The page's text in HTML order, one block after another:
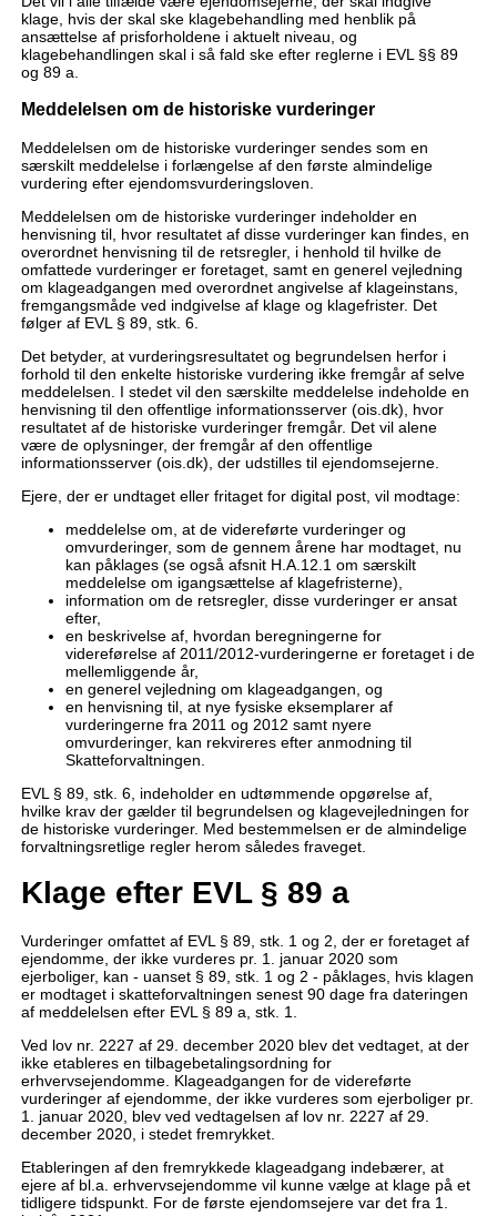
klage, hvis der skal ske klagebehandling med henblik på
ansættelse af prisforholdene i aktuelt niveau, og
klagebehandlingen skal i så fald ske efter reglerne i EVL §§ 89
og 89 a.
Meddelelsen om de historiske vurderinger
Meddelelsen om de historiske vurderinger sendes som en
særskilt meddelelse i forlængelse af den første almindelige
vurdering efter ejendomsvurderingsloven.
Meddelelsen om de historiske vurderinger indeholder en
henvisning til, hvor resultatet af disse vurderinger kan findes, en
overordnet henvisning til de retsregler, i henhold til hvilke de
omfattede vurderinger er foretaget, samt en generel vejledning
om klageadgangen med overordnet angivelse af klageinstans,
fremgangsmåde ved indgivelse af klage og klagefrister. Det
følger af EVL § 89, stk. 6.
Det betyder, at vurderingsresultatet og begrundelsen herfor i
forhold til den enkelte historiske vurdering ikke fremgår af selve
meddelelsen. I stedet vil den særskilte meddelelse indeholde en
henvisning til den offentlige informationsserver (ois.dk), hvor
resultatet af de historiske vurderinger fremgår. Det vil alene
være de oplysninger, der fremgår af den offentlige
informationsserver (ois.dk), der udstilles til ejendomsejerne.
Ejere, der er undtaget eller fritaget for digital post, vil modtage:
meddelelse om, at de videreførte vurderinger og
omvurderinger, som de gennem årene har modtaget, nu
kan påklages (se også afsnit H.A.12.1 om særskilt
meddelelse om igangsættelse af klagefristerne),
information om de retsregler, disse vurderinger er ansat
efter,
en beskrivelse af, hvordan beregningerne for
videreførelse af 2011/2012-vurderingerne er foretaget i de
mellemliggende år,
en generel vejledning om klageadgangen, og
en henvisning til, at nye fysiske eksemplarer af
vurderingerne fra 2011 og 2012 samt nyere
omvurderinger, kan rekvireres efter anmodning til
Skatteforvaltningen.
EVL § 89, stk. 6, indeholder en udtømmende opgørelse af,
hvilke krav der gælder til begrundelsen og klagevejledningen for
de historiske vurderinger. Med bestemmelsen er de almindelige
forvaltningsretlige regler herom således fraveget.
Klage efter EVL § 89 a
Vurderinger omfattet af EVL § 89, stk. 1 og 2, der er foretaget af
ejendomme, der ikke vurderes pr. 1. januar 2020 som
ejerboliger, kan - uanset § 89, stk. 1 og 2 - påklages, hvis klagen
er modtaget i skatteforvaltningen senest 90 dage fra dateringen
af meddelelsen efter EVL § 89 a, stk. 1.
Ved lov nr. 2227 af 29. december 2020 blev det vedtaget, at der
ikke etableres en tilbagebetalingsordning for
erhvervsejendomme. Klageadgangen for de videreførte
vurderinger af ejendomme, der ikke vurderes som ejerboliger pr.
1. januar 2020, blev ved vedtagelsen af lov nr. 2227 af 29.
december 2020, i stedet fremrykket.
Etableringen af den fremrykkede klageadgang indebærer, at
ejere af bl.a. erhvervsejendomme vil kunne vælge at klage på et
tidligere tidspunkt. For de første ejendomsejere var det fra 1.